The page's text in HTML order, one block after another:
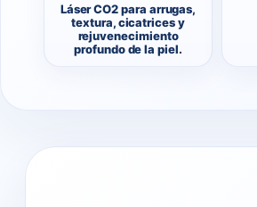
Láser CO2 para arrugas,
textura, cicatrices y
rejuvenecimiento
profundo de la piel.